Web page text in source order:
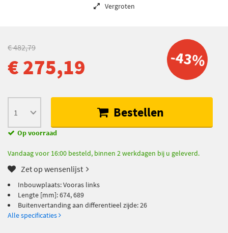
Vergroten
-43%
€ 482,79
€ 275,19
Bestellen
Op voorraad
Vandaag voor 16:00 besteld, binnen 2 werkdagen bij u geleverd.
Zet op wensenlijst
Inbouwplaats: Vooras links
Lengte [mm]: 674, 689
Buitenvertanding aan differentieel zijde: 26
Alle specificaties